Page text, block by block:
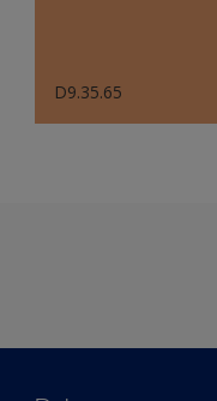
D9.35.65